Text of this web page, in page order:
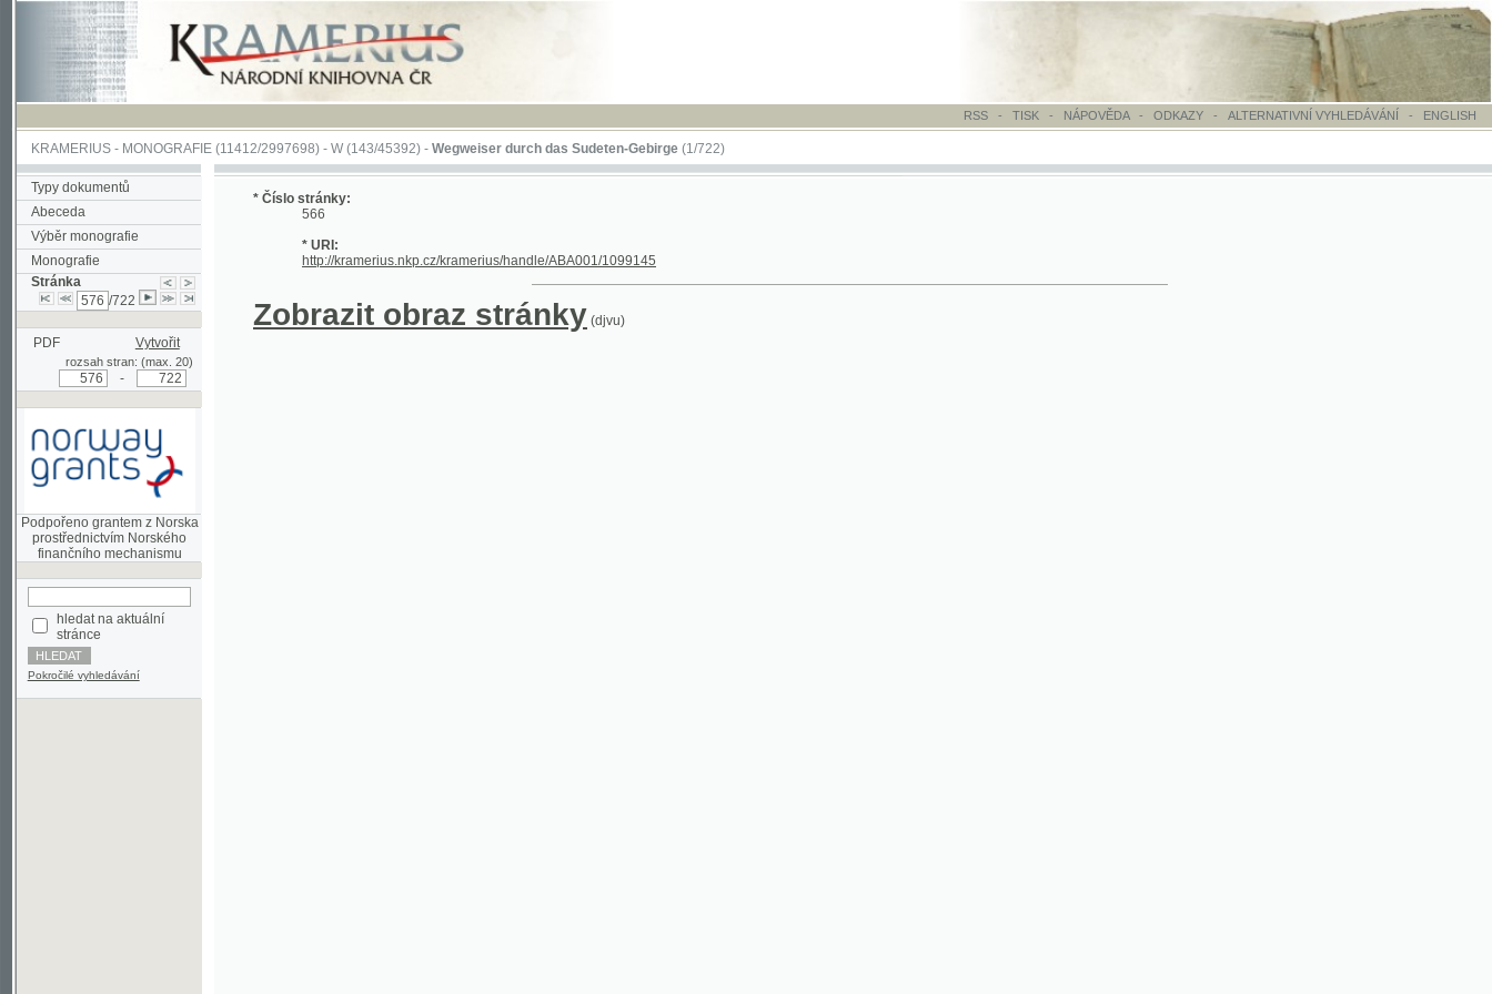
RSS - TISK-NÁPOVĚDA - ODKAZY - ALTERNATIVNÍ VYHLEDÁVÁNÍ- ENGLISH
KRAMERIUS-MONOGRAFIE(11412/2997698) -W (143/45392)-Wegweiser durch das Sudeten-Gebirge(1/722)
Typy dokumentů
Abeceda
Výběr monografie
Monografie
Stránka
/722
PDF Vytvořit
rozsah stran: (max. 20)
Podpořeno grantem z Norska
prostřednictvím Norského
hledat na aktuální
stránce
Pokročilé vyhledávání
* Číslo stránky:
566
* URI:
http://kramerius.nkp.cz/kramerius/handle/ABA001/1099145
Zobrazit obraz stránky